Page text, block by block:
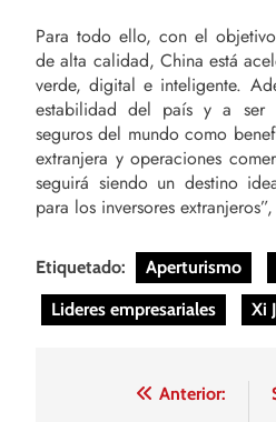
Para todo ello, con el
de alta calidad, China está
verde, digital e inteligente.
estabilidad del país y a ser
seguros del mundo como
extranjera y operaciones
seguirá siendo un destino
para los inversores
Etiquetado: Aperturismo
Lideres empresariales
Xi
NavegaciónAnterior: